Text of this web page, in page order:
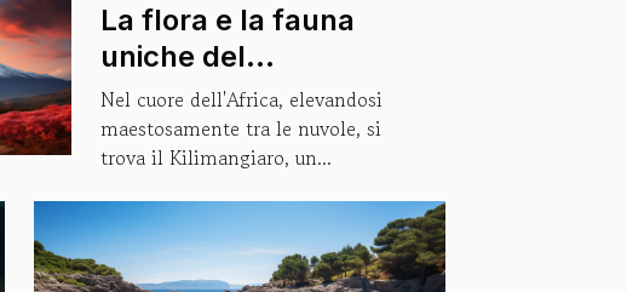
La flora e la fauna
uniche del
Kilimangiaro: un
viaggio ecologico
Nel cuore dell'Africa, elevandosi
maestosamente tra le nuvole, si
trova il Kilimangiaro, un...